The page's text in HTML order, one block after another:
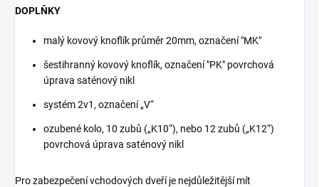
DOPLŇKY
malý kovový knoflík průměr 20mm, označení "MK"
šestihranný kovový knoflík, označení "PK" povrchová
úprava saténový nikl
systém 2v1, označení „V“
ozubené kolo, 10 zubů („K10“), nebo 12 zubů („K12“)
povrchová úprava saténový nikl
Pro zabezpečení vchodových dveří je nejdůležitější mít